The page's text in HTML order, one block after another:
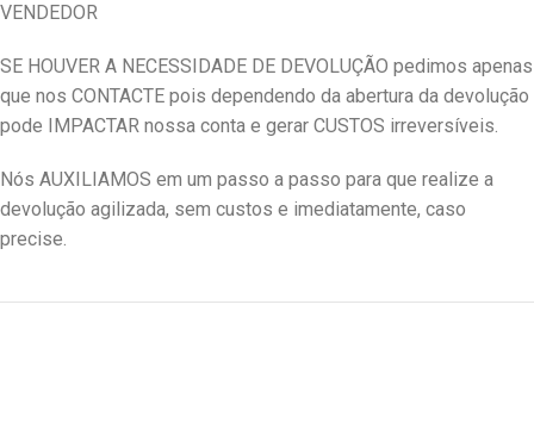
VENDEDOR
SE HOUVER A NECESSIDADE DE DEVOLUÇÃO pedimos apenas
que nos CONTACTE pois dependendo da abertura da devolução
pode IMPACTAR nossa conta e gerar CUSTOS irreversíveis.
Nós AUXILIAMOS em um passo a passo para que realize a
devolução agilizada, sem custos e imediatamente, caso
precise.